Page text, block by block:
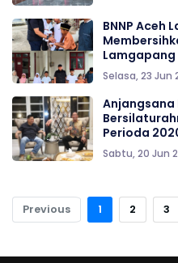
BNNP Aceh
Lamgapang
Selasa, 23 Jun
Anjangsana
Perioda
Sabtu, 20 Jun
Previous 1 2 3